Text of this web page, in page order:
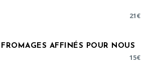
21€
AFFINÉS POUR NOUS
15€